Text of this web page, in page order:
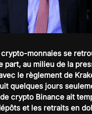
monnaies se
part, au milieu de la
le règlement de
quelques jours
crypto Binance ait
et les retraits en